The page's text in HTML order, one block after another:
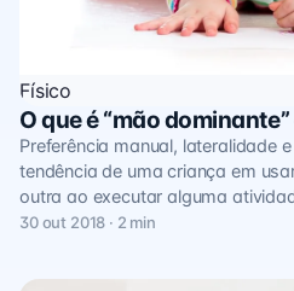
Físico
O que é “mão
Preferência manual, lateralidade
tendência de uma criança em
outra ao executar alguma
30 out 2018 · 2 min